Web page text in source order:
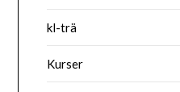
kl-trä
Kurser